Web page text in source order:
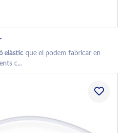
elàstic que el podem fabricar en
c...